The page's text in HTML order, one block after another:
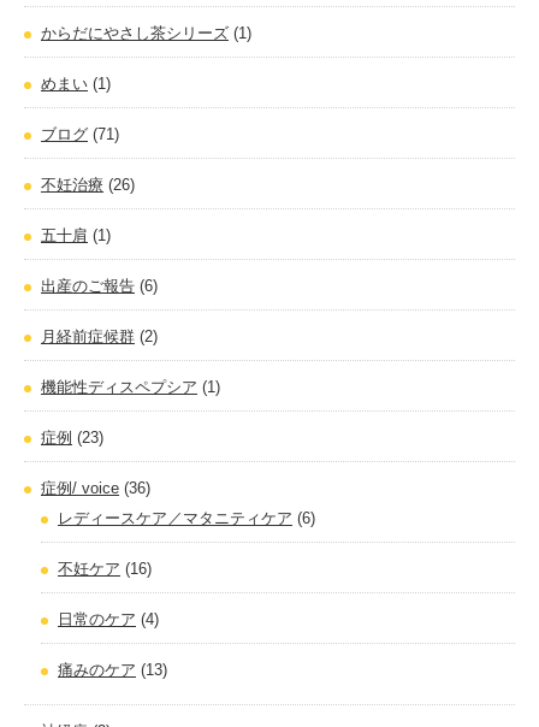
からだにやさし茶シリーズ (1)
めまい (1)
ブログ (71)
不妊治療 (26)
五十肩 (1)
出産のご報告 (6)
月経前症候群 (2)
機能性ディスペプシア (1)
症例 (23)
症例/ voice (36)
レディースケア／マタニティケア (6)
不妊ケア (16)
日常のケア (4)
痛みのケア (13)